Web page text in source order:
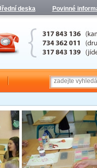
deska Povinné